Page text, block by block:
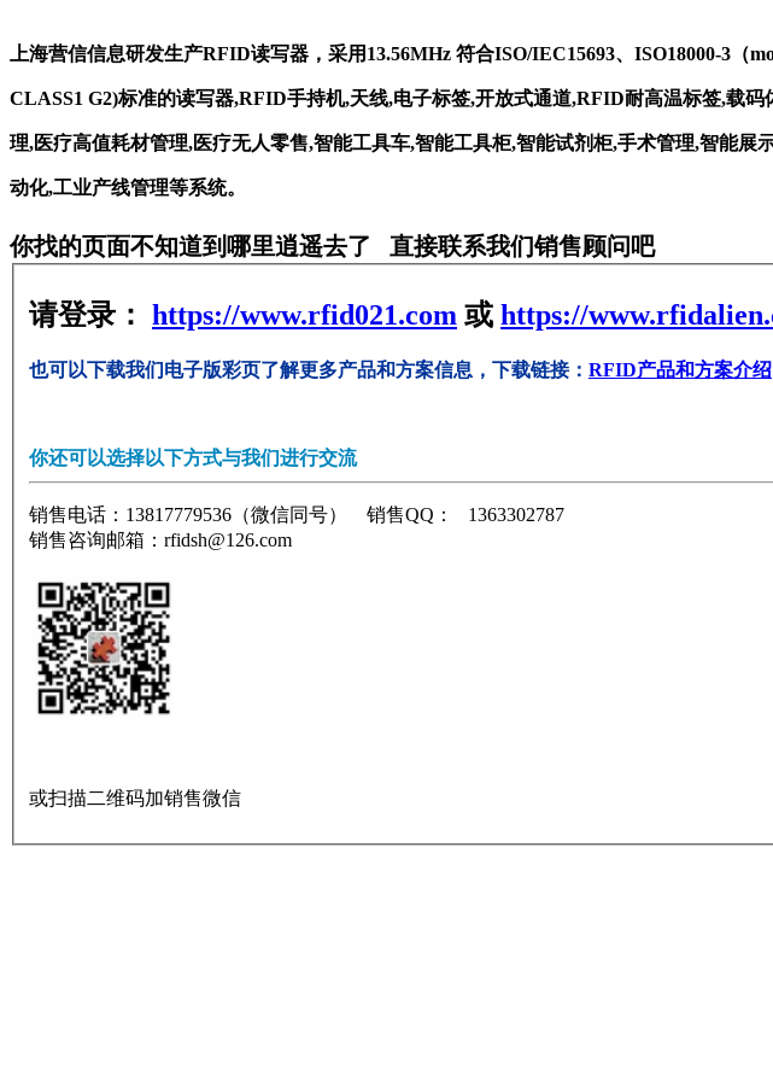
上海营信信息研发生产RFID读写器，采用13.56MHz 符合ISO/IEC15693、ISO18000-3（
CLASS1 G2)标准的读写器,RFID手持机,天线,电子标签,开放式通道,RFID耐高温标签,载
理,医疗高值耗材管理,医疗无人零售,智能工具车,智能工具柜,智能试剂柜,手术管理,智能
动化,工业产线管理等系统。
你找的页面不知道到哪里逍遥去了 直接联系我们销售顾问吧
请登录： https://www.rfid021.com 或 https://
也可以下载我们电子版彩页了解更多产品和方案信息，下载链接： RFID产品和方案介绍
你还可以选择以下方式与我们进行交流
销售电话：13817779536（微信同号） 销售QQ： 1363302787
销售咨询邮箱：rfidsh@126.com
或扫描二维码加销售微信